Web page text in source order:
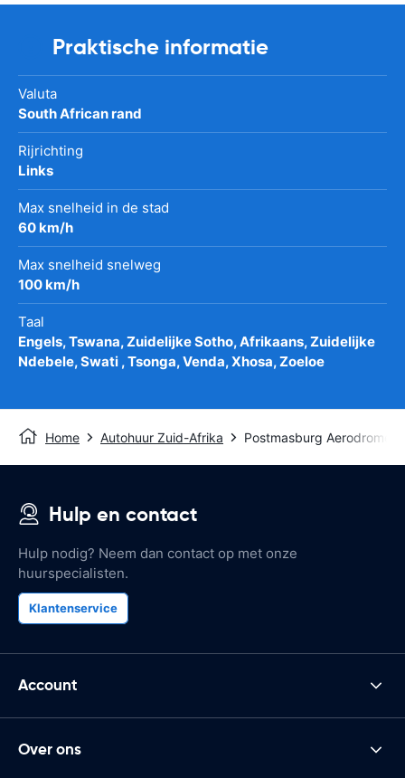
Praktische informatie
Valuta
South African rand
Rijrichting
Links
Max snelheid in de stad
60 km/h
Max snelheid snelweg
100 km/h
Taal
Engels, Tswana, Zuidelijke Sotho, Afrikaans, Zuidelijke
Ndebele, Swati , Tsonga, Venda, Xhosa, Zoeloe
Home Autohuur Zuid-Afrika Postmasburg Aerodrome
Hulp en contact
Hulp nodig? Neem dan contact op met onze
huurspecialisten.
Klantenservice
Account
Over ons